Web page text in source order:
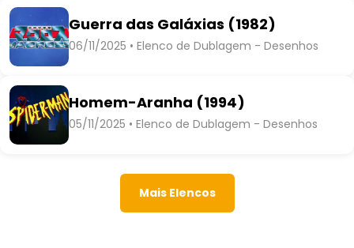
Guerra das Galáxias (1982)
06/11/2025 • Elenco de Dublagem - Desenhos
Homem-Aranha (1994)
05/11/2025 • Elenco de Dublagem - Desenhos
Mais Elencos